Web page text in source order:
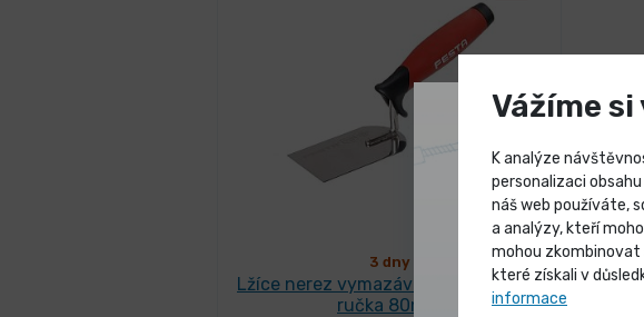
3 dny
Lžíce nerez vymazávací FESTA gum.
ručka 80mm
Vážíme
K analýze
personalizaci
náš web používáte,
a analýzy, kteří
mohou
které získali v
informace